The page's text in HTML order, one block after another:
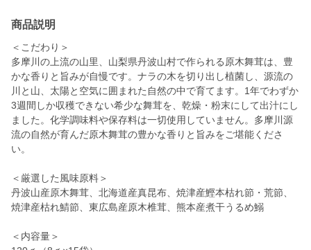
商品説明
＜こだわり＞
多摩川の上流の山里、山梨県丹波山村で作られる原木舞茸は、豊
かな香りと旨みが自慢です。ナラの木を切り出し植菌し、源流の
川と山、太陽と空気に囲まれた自然の中で育てます。1年でわずか
3週間しか収穫できない希少な舞茸を、乾燥・粉末にして出汁にし
ました。化学調味料や保存料は一切使用していません。多摩川源
流の自然が育んだ原木舞茸の豊かな香りと旨みをご堪能くださ
い。
＜厳選した風味原料＞
丹波山産原木舞茸、北海道産真昆布、焼津産鰹本枯れ節・荒節、
焼津産枯れ鯖節、東広島産原木椎茸、熊本産煮干うるめ鰯
＜内容量＞